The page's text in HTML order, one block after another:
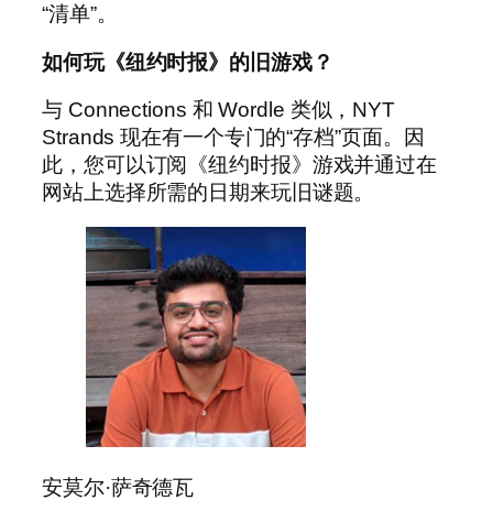
“清单”。
如何玩《纽约时报》的旧游戏？
与 Connections 和 Wordle 类似，NYT
Strands 现在有一个专门的“存档”页面。因
此，您可以订阅《纽约时报》游戏并通过在
网站上选择所需的日期来玩旧谜题。
安莫尔·萨奇德瓦